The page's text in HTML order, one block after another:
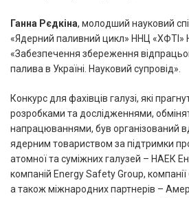
Ганна Рєдкіна, молодший науковий
«Ядерний паливний цикл» ННЦ «ХФТІ»
«Забезпечення збереження
палива в Україні. Науковий супровід».
Конкурс для фахівців галузі, які
розробками та дослідженнями,
напрацюваннями, був організований
ядерним товариством за підтримки
атомної та суміжних галузей – НАЕК
компаній Energy Safety Group, компанії
а також міжнародних партнерів –